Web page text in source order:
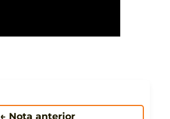
← Nota anterior